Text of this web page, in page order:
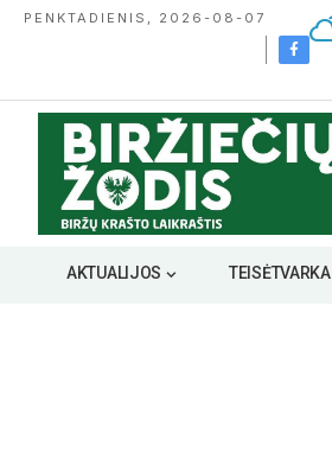
PENKTADIENIS, 2026-08-07
AKTUALIJOS TEISĖTVARKA